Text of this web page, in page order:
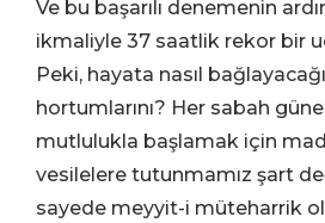
Ve bu başarılı denemenin
ikmaliyle 37 saatlik rekor bir
Peki, hayata nasıl
hortumlarını? Her sabah
mutlulukla başlamak için
vesilelere tutunmamız şart
sayede meyyit-i müteharrik